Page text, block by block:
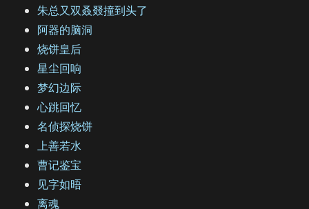
朱总又双叒叕撞到头了
阿器的脑洞
烧饼皇后
星尘回响
梦幻边际
心跳回忆
名侦探烧饼
上善若水
曹记鉴宝
见字如晤
离魂